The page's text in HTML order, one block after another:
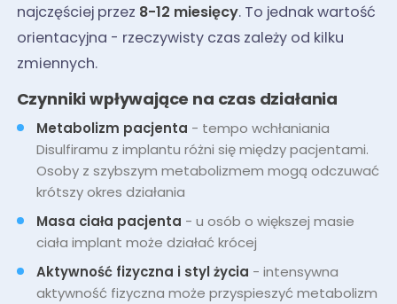
najczęściej przez 8-12 miesięcy. To jednak wartość
orientacyjna - rzeczywisty czas zależy od kilku
zmiennych.
Czynniki wpływające na czas działania
Metabolizm pacjenta - tempo wchłaniania
Disulfiramu z implantu różni się między pacjentami.
Osoby z szybszym metabolizmem mogą odczuwać
krótszy okres działania
Masa ciała pacjenta - u osób o większej masie
ciała implant może działać krócej
Aktywność fizyczna i styl życia - intensywna
aktywność fizyczna może przyspieszyć metabolizm